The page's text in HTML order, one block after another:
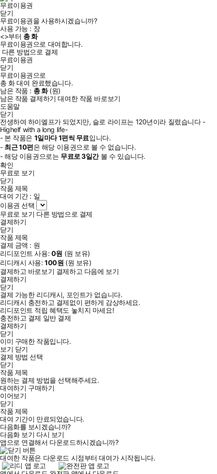
무료이용권
닫기
무료이용권을 사용하시겠습니까?
사용 가능 : 장
<>부터 총화
무료이용권으로 대여합니다.
다른 방법으로 결제
무료이용권
닫기
무료이용권으로
총 화대여 완료했습니다.
남은 작품 : 총화(원)
남은 작품 결제하기 대여한 작품 바로보기
도움말
닫기
전생하여 하이엘프가 되었지만, 슬로 라이프는 120년이라 질렸습니다 -
Highelf with a long life-
- 본 작품은 1일마다1편씩 무료입니다.
- 최근10편은 해당 이용권으로 볼 수 없습니다.
- 해당 이용권으로는 무료로3일간볼 수 있습니다.
확인
무료로 보기
닫기
작품 제목
대여 기간 : 일
이용권 선택
무료로 보기 다른 방법으로 결제
결제하기
닫기
작품 제목
결제 금액 : 원
리디포인트 사용: 0원 (원 보유)
리디캐시 사용:100원 (원 보유)
결제하고 바로보기 결제하고 다음에 보기
결제하기
닫기
결제 가능한 리디캐시, 포인트가 없습니다.
리디캐시 충전하고 결제없이 편하게 감상하세요.
리디포인트 적립 혜택도 놓치지 마세요!
충전하고 결제 일반 결제
결제하기
닫기
이미 구매한 작품입니다.
보기 닫기
결제 방법 선택
닫기
작품 제목
원하는 결제 방법을 선택해주세요.
대여하기 구매하기
이어보기
닫기
작품 제목
대여 기간이 만료되었습니다.
다음화를 보시겠습니까?
다음화 보기 다시 보기
앱으로 연결해서 다운로드하시겠습니까?
대여한 작품은 다운로드 시점부터 대여가 시작됩니다.